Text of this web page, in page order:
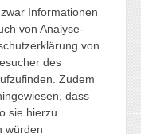
Informationen
von Analyse-
von
des
Zudem
dass
sie hierzu
würden